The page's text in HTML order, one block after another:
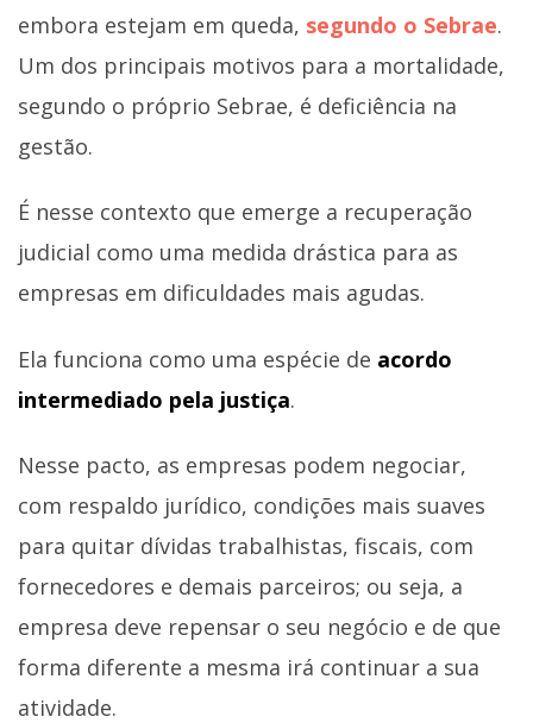
embora estejam em queda, segundo o Sebrae.
Um dos principais motivos para a mortalidade,
segundo o próprio Sebrae, é deficiência na
gestão.
É nesse contexto que emerge a recuperação
judicial como uma medida drástica para as
empresas em dificuldades mais agudas.
Ela funciona como uma espécie de acordo
intermediado pela justiça.
Nesse pacto, as empresas podem negociar,
com respaldo jurídico, condições mais suaves
para quitar dívidas trabalhistas, fiscais, com
fornecedores e demais parceiros; ou seja, a
empresa deve repensar o seu negócio e de que
forma diferente a mesma irá continuar a sua
atividade.